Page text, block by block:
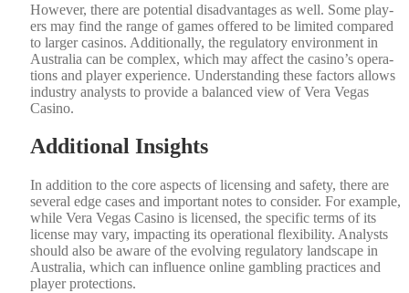
How­ev­er, there are poten­tial dis­ad­van­tages as well. Some play­
ers may find the range of games offered to be lim­it­ed com­pared
to larg­er casi­nos. Addi­tion­al­ly, the reg­u­la­to­ry envi­ron­ment in
Aus­tralia can be com­plex, which may affect the casino’s oper­a­
tions and play­er expe­ri­ence. Under­stand­ing these fac­tors allows
indus­try ana­lysts to pro­vide a bal­anced view of Vera Vegas
Casi­no.
Additional Insights
In addi­tion to the core aspects of licens­ing and safe­ty, there are
sev­er­al edge cas­es and impor­tant notes to con­sid­er. For exam­ple,
while Vera Vegas Casi­no is licensed, the spe­cif­ic terms of its
license may vary, impact­ing its oper­a­tional flex­i­bil­i­ty. Ana­lysts
should also be aware of the evolv­ing reg­u­la­to­ry land­scape in
Aus­tralia, which can influ­ence online gam­bling prac­tices and
play­er pro­tec­tions.